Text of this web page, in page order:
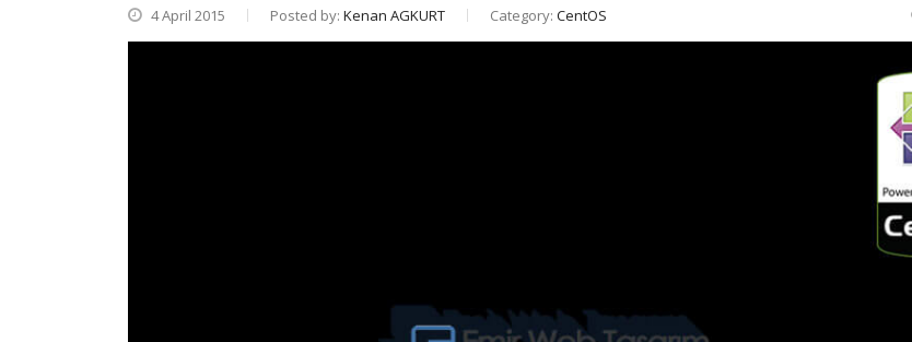
4 April 2015 Posted by: Kenan AGKURT Category: CentOS